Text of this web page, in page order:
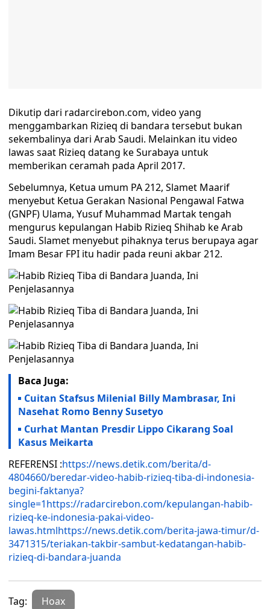
Dikutip dari radarcirebon.com, video yang
menggambarkan Rizieq di bandara tersebut bukan
sekembalinya dari Arab Saudi. Melainkan itu video
lawas saat Rizieq datang ke Surabaya untuk
memberikan ceramah pada April 2017.
Sebelumnya, Ketua umum PA 212, Slamet Maarif
menyebut Ketua Gerakan Nasional Pengawal Fatwa
(GNPF) Ulama, Yusuf Muhammad Martak tengah
mengurus kepulangan Habib Rizieq Shihab ke Arab
Saudi. Slamet menyebut pihaknya terus berupaya agar
Imam Besar FPI itu hadir pada reuni akbar 212.
Baca Juga:
Cuitan Stafsus Milenial Billy Mambrasar, Ini
Nasehat Romo Benny Susetyo
Curhat Mantan Presdir Lippo Cikarang Soal
Kasus Meikarta
REFERENSI :https://news.detik.com/berita/d-
4804660/beredar-video-habib-rizieq-tiba-di-indonesia-
begini-faktanya?
single=1https://radarcirebon.com/kepulangan-habib-
rizieq-ke-indonesia-pakai-video-
lawas.htmlhttps://news.detik.com/berita-jawa-timur/d-
3471315/teriakan-takbir-sambut-kedatangan-habib-
rizieq-di-bandara-juanda
Tag: Hoax